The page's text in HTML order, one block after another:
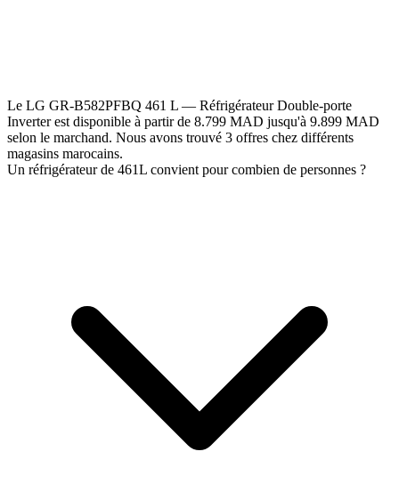
Le LG GR-B582PFBQ 461 L — Réfrigérateur Double-porte
Inverter est disponible à partir de 8.799 MAD jusqu'à 9.899 MAD
selon le marchand. Nous avons trouvé 3 offres chez différents
magasins marocains.
Un réfrigérateur de 461L convient pour combien de personnes ?